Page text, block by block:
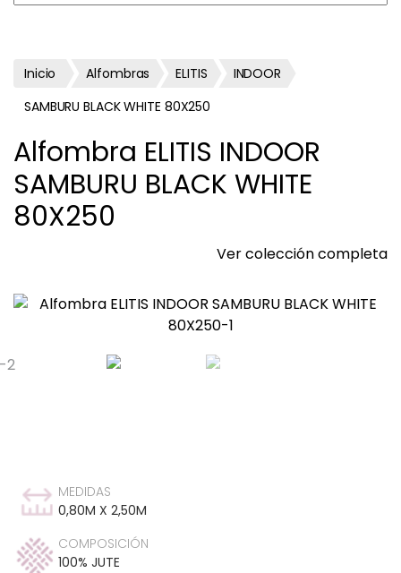
Inicio Alfombras ELITIS
INDOOR
SAMBURU BLACK WHITE 80X250
Alfombra ELITIS INDOOR
SAMBURU BLACK WHITE
80X250
Ver colección completa
MEDIDAS
0,80M X 2,50M
COMPOSICIÓN
100% JUTE